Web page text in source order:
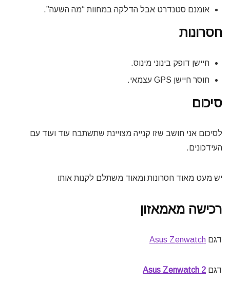
אומנם סטנדרט אבל הדלקה במחוות “מה השעה”.
חסרונות
חיישן דופק בינוני מינוס.
חוסר חיישן GPS עצמאי.
סיכום
לסיכום אני חושב שזו קנייה מצויינת שתשתבח עוד ועוד עם
העידכונים.
יש מעט מאוד חסרונות ומאוד משתלם לקנות אותו
רכישה מאמאזון
דגם Asus Zenwatch
דגם Asus Zenwatch 2